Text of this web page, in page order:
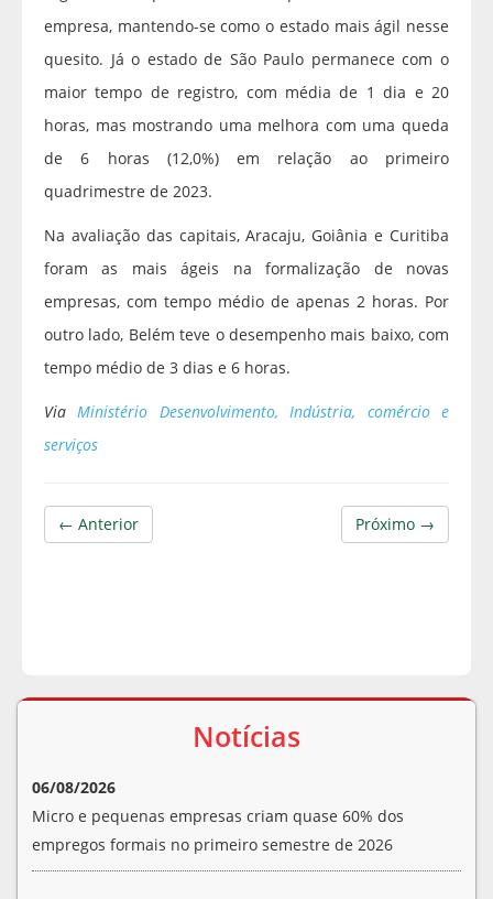
empresa, mantendo-se como o estado mais ágil nesse
quesito. Já o estado de São Paulo permanece com o
maior tempo de registro, com média de 1 dia e 20
horas, mas mostrando uma melhora com uma queda
de 6 horas (12,0%) em relação ao primeiro
quadrimestre de 2023.
Na avaliação das capitais, Aracaju, Goiânia e Curitiba
foram as mais ágeis na formalização de novas
empresas, com tempo médio de apenas 2 horas. Por
outro lado, Belém teve o desempenho mais baixo, com
tempo médio de 3 dias e 6 horas.
ViaMinistério Desenvolvimento, Indústria, comércio e
serviços
Próximo →
← Anterior
Notícias
06/08/2026
Micro e pequenas empresas criam quase 60% dos
empregos formais no primeiro semestre de 2026